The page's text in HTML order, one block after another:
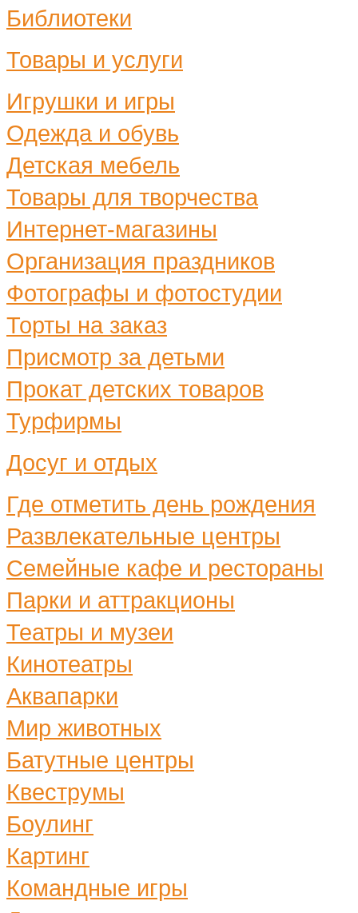
Библиотеки
Товары и услуги
Игрушки и игры
Одежда и обувь
Детская мебель
Товары для творчества
Интернет-магазины
Организация праздников
Фотографы и фотостудии
Торты на заказ
Присмотр за детьми
Прокат детских товаров
Турфирмы
Досуг и отдых
Где отметить день рождения
Развлекательные центры
Семейные кафе и рестораны
Парки и аттракционы
Театры и музеи
Кинотеатры
Аквапарки
Мир животных
Батутные центры
Квеструмы
Боулинг
Картинг
Командные игры